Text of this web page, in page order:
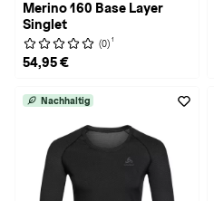
Merino 160 Base Layer
Singlet
(0) 1
54,95 €
Nachhaltig